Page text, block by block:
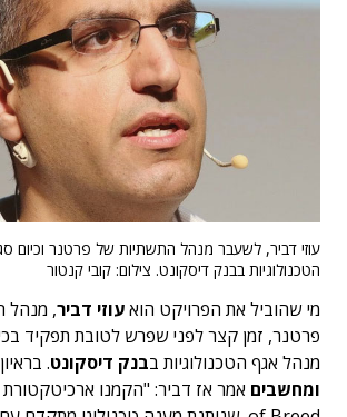
עוזי דביר, לשעבר מנהל התשתיות של פרטנר וכיום
הטכנולוגיות בבנק דיסקונט. צילום: קובי קנטור
מי שהוביל את הפרויקט הואעוזי דביר, מנהל
פרטנר, זמן קצר לפני שפרש לטובת תפקיד
מנהל אגף הטכנולוגיות בבנק דיסקונט.
ומחשבים